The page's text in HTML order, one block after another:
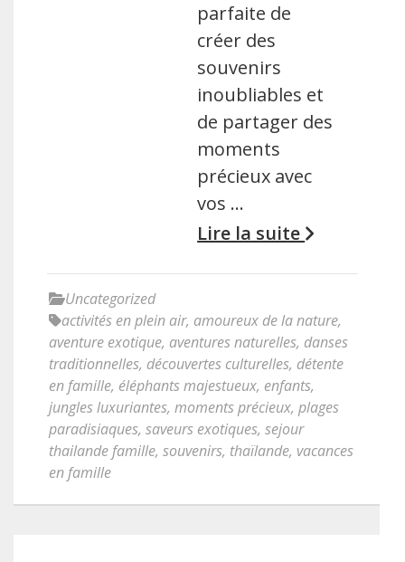
parfaite de
créer des
souvenirs
inoubliables et
de partager des
moments
précieux avec
vos …
Lire la suite
Uncategorized
activités en plein air, amoureux de la nature,
aventure exotique, aventures naturelles, danses
traditionnelles, découvertes culturelles, détente
en famille, éléphants majestueux, enfants,
jungles luxuriantes, moments précieux, plages
paradisiaques, saveurs exotiques, sejour
thailande famille, souvenirs, thaïlande, vacances
en famille